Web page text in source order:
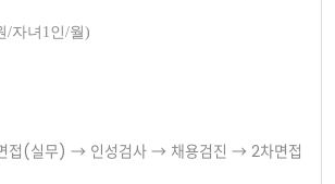
/자녀1인/월)
접(실무) → 인성검사 → 채용검진 → 2차면접